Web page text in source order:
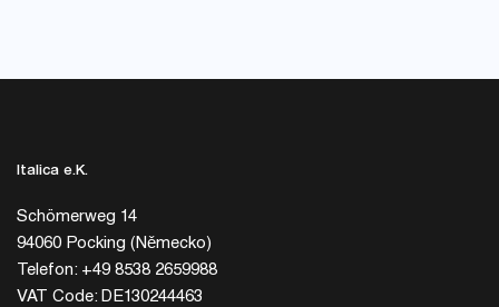
Italica e.K.
Schömerweg 14
94060 Pocking (Německo)
Telefon: +49 8538 2659988
VAT Code: DE130244463